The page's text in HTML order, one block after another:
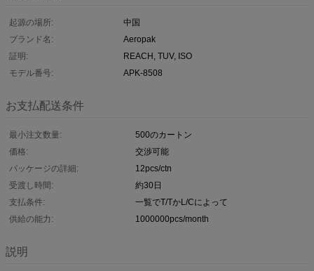
起源の場所:
中国
ブランド名:
Aeropak
証明:
REACH, TUV, ISO
モデル番号:
APK-8508
お支払配送条件
最小注文数量:
500のカートン
価格:
交渉可能
パッケージの詳細:
12pcs/ctn
受渡し時間:
約30日
支払条件:
一覧でT/TかL/Cによって
供給の能力:
1000000pcs/month
説明